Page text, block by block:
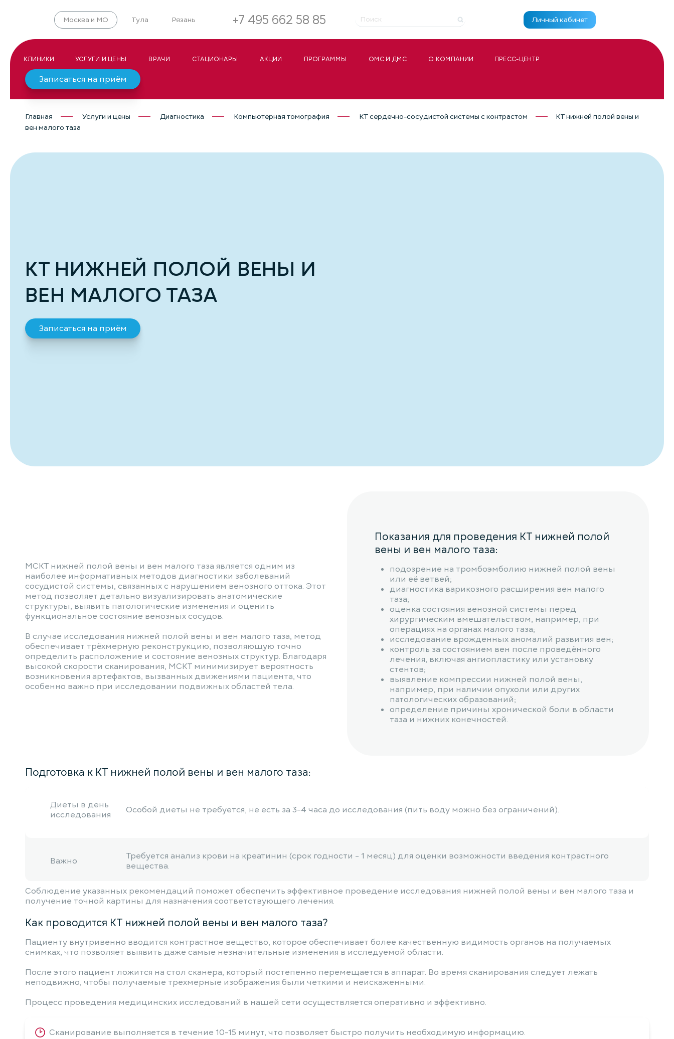
Москва и МО Тула Рязань +7 495 662 58 85 Личный кабинет
КЛИНИКИ УСЛУГИ И ЦЕНЫ ВРАЧИ СТАЦИОНАРЫ АКЦИИ ПРОГРАММЫ ОМС И ДМС О КОМПАНИИ ПРЕСС-ЦЕНТР
Записаться на приём
Главная Услуги и цены Диагностика Компьютерная томография КТ сердечно-сосудистой системы с контрастом
КТ нижней полой вены и
вен малого таза
КТ НИЖНЕЙ ПОЛОЙ ВЕНЫ И
ВЕН МАЛОГО ТАЗА
Записаться на приём
МСКТ нижней полой вены и вен малого таза является одним из
наиболее информативных методов диагностики заболеваний
сосудистой системы, связанных с нарушением венозного оттока. Этот
метод позволяет детально визуализировать анатомические
структуры, выявить патологические изменения и оценить
функциональное состояние венозных сосудов.
В случае исследования нижней полой вены и вен малого таза, метод
обеспечивает трёхмерную реконструкцию, позволяющую точно
определить расположение и состояние венозных структур. Благодаря
высокой скорости сканирования, МСКТ минимизирует вероятность
возникновения артефактов, вызванных движениями пациента, что
особенно важно при исследовании подвижных областей тела.
Показания для проведения КТ нижней полой
вены и вен малого таза:
подозрение на тромбоэмболию нижней полой вены
или её ветвей;
диагностика варикозного расширения вен малого
таза;
оценка состояния венозной системы перед
хирургическим вмешательством, например, при
операциях на органах малого таза;
исследование врожденных аномалий развития вен;
контроль за состоянием вен после проведённого
лечения, включая ангиопластику или установку
стентов;
выявление компрессии нижней полой вены,
например, при наличии опухоли или других
патологических образований;
определение причины хронической боли в области
таза и нижних конечностей.
Подготовка к КТ нижней полой вены и вен малого таза:
Диеты в день
исследования
Особой диеты не требуется, не есть за 3-4 часа до исследования (пить воду можно без ограничений).
Важно
Требуется анализ крови на креатинин (срок годности - 1 месяц) для оценки возможности введения контрастного
вещества.
Соблюдение указанных рекомендаций поможет обеспечить эффективное проведение исследования нижней полой вены и вен малого таза и
получение точной картины для назначения соответствующего лечения.
Как проводится КТ нижней полой вены и вен малого таза?
Пациенту внутривенно вводится контрастное вещество, которое обеспечивает более качественную видимость органов на получаемых
снимках, что позволяет выявить даже самые незначительные изменения в исследуемой области.
После этого пациент ложится на стол сканера, который постепенно перемещается в аппарат. Во время сканирования следует лежать
неподвижно, чтобы получаемые трехмерные изображения были четкими и неискаженными.
Процесс проведения медицинских исследований в нашей сети осуществляется оперативно и эффективно.
Сканирование выполняется в течение 10-15 минут, что позволяет быстро получить необходимую информацию.